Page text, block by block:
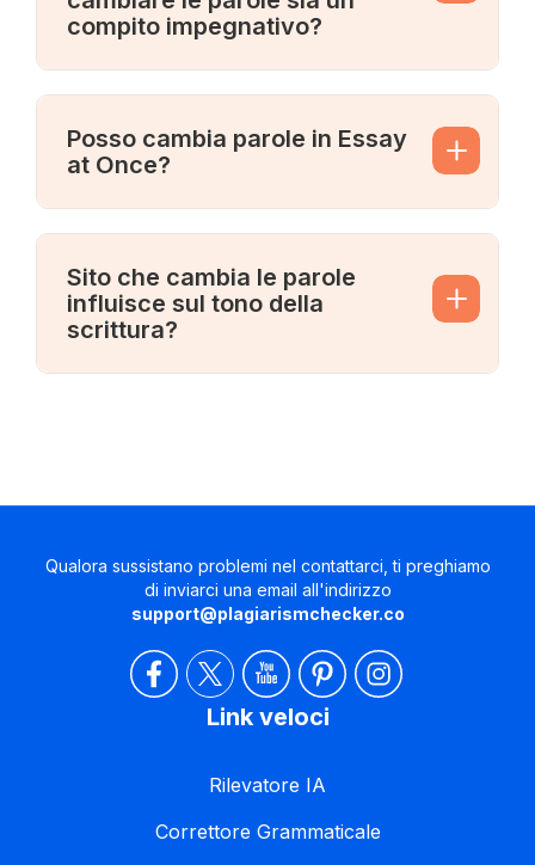
compito impegnativo?
Posso cambia parole in Essay
at Once?
Sito che cambia le parole
influisce sul tono della
scrittura?
Qualora sussistano problemi nel contattarci, ti preghiamo
di inviarci una email all'indirizzo
support@plagiarismchecker.co
Link veloci
Rilevatore IA
Correttore Grammaticale